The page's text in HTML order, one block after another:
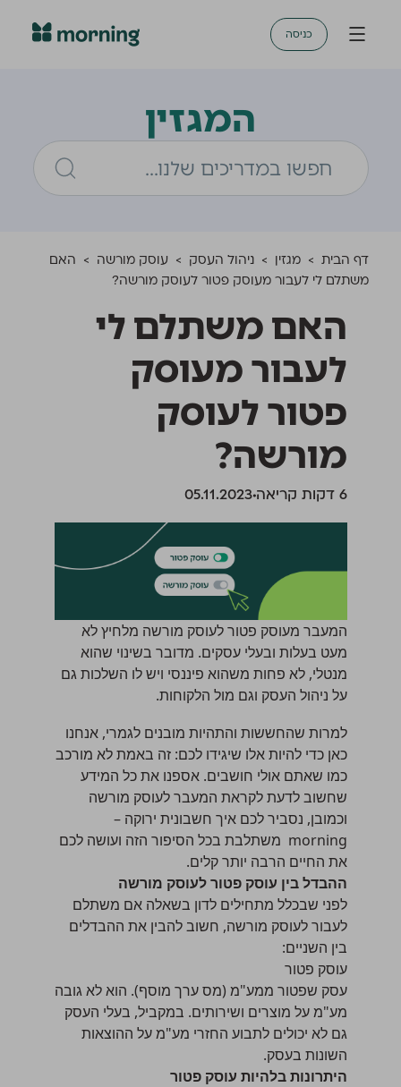
כניסה
המגזין
דף הבית > מגזין > ניהול העסק > עוסק מורשה > האם
משתלם לי לעבור מעוסק פטור לעוסק מורשה?
האם משתלם לי
לעבור מעוסק
פטור לעוסק
מורשה?
‫6 דקות קריאה 05.11.2023
המעבר מעוסק פטור לעוסק מורשה מלחיץ לא
מעט בעלות ובעלי עסקים. מדובר בשינוי שהוא
מנטלי, לא פחות משהוא פיננסי ויש לו השלכות גם
על ניהול העסק וגם מול הלקוחות.
למרות שהחששות והתהיות מובנים לגמרי, אנחנו
כאן כדי להיות אלו שיגידו לכם: זה באמת לא מורכב
כמו שאתם אולי חושבים. אספנו את כל המידע
שחשוב לדעת לקראת המעבר לעוסק מורשה
וכמובן, נסביר לכם איך חשבונית ירוקה –
morning משתלבת בכל הסיפור הזה ועושה לכם
את החיים הרבה יותר קלים.
ההבדל בין עוסק פטור לעוסק מורשה
לפני שבכלל מתחילים לדון בשאלה אם משתלם
לעבור לעוסק מורשה, חשוב להבין את ההבדלים
בין השניים:
עוסק פטור
עסק שפטור ממע"מ (מס ערך מוסף). הוא לא גובה
מע"מ על מוצרים ושירותים. במקביל, בעלי העסק
גם לא יכולים לתבוע החזרי מע"מ על ההוצאות
השונות בעסק.
היתרונות בלהיות עוסק פטור